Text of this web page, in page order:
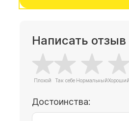
Написать отзыв
Достоинства: